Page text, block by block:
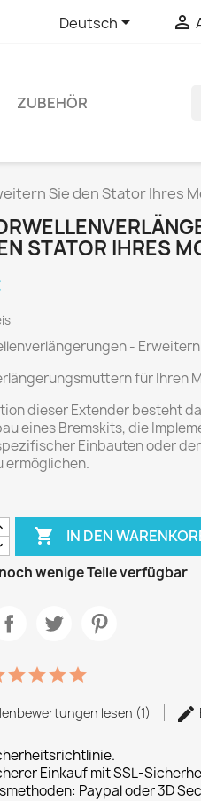
Deutsch 
ZUBEHÖR
Sie den Stator Ihres
STATOR IHRES
-
für Ihren
dieser Extender besteht
eines Bremskits, die
Einbauten oder
ermöglichen.
 IN DEN
wenige Teile verfügbar
lesen (1)
Einkauf mit SSL-
Paypal oder 3D